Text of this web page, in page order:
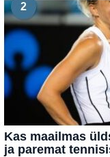
2
Kas maailmas
ja paremat